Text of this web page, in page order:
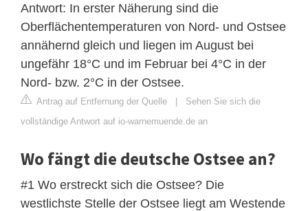
Antwort: In erster Näherung sind die
Oberflächentemperaturen von Nord- und Ostsee
annähernd gleich und liegen im August bei
ungefähr 18°C und im Februar bei 4°C in der
Nord- bzw. 2°C in der Ostsee.
Antrag auf Entfernung der Quelle | Sehen Sie sich die
vollständige Antwort auf io-warnemuende.de an
Wo fängt die deutsche Ostsee an?
#1 Wo erstreckt sich die Ostsee? Die
westlichste Stelle der Ostsee liegt am Westende